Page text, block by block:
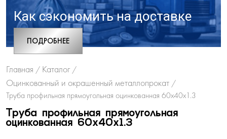
Как сэкономить на доставке
ПОДРОБНЕЕ
Главная / Каталог /
Оцинкованный и окрашенный металлопрокат /
Труба профильная прямоугольная оцинкованная 60х40х1.3
Труба профильная прямоугольная
оцинкованная 60х40х1.3